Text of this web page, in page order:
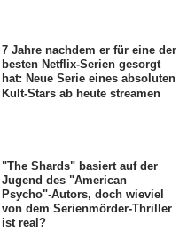
7 Jahre nachdem er für eine der
besten Netflix-Serien gesorgt
hat: Neue Serie eines absoluten
Kult-Stars ab heute streamen
"The Shards" basiert auf der
Jugend des "American
Psycho"-Autors, doch wieviel
von dem Serienmörder-Thriller
ist real?